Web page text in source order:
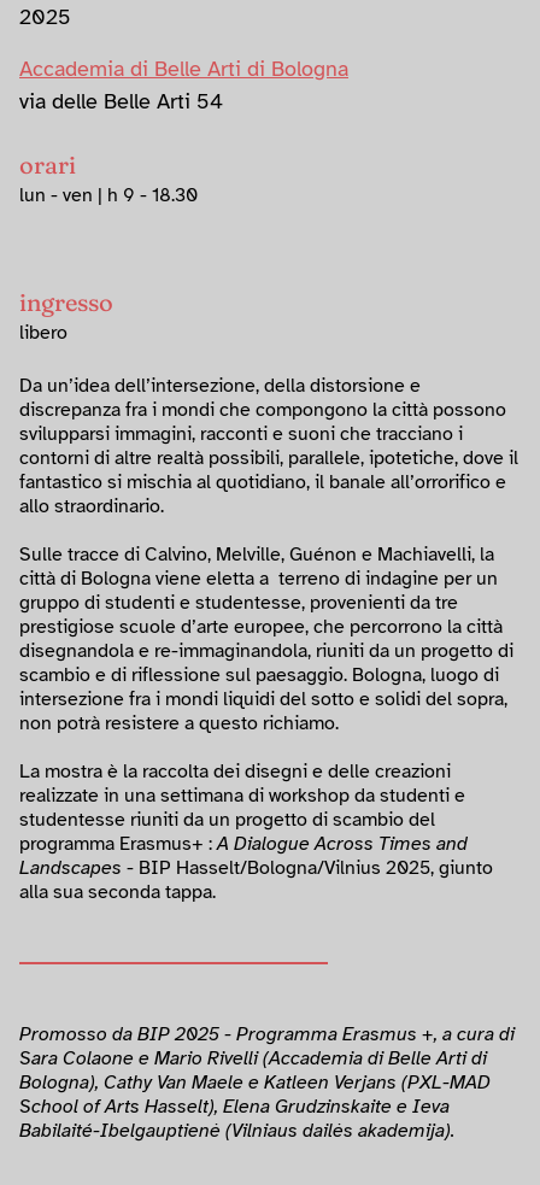
2025
Accademia di Belle Arti di Bologna
via delle Belle Arti 54
orari
lun - ven | h 9 - 18.30
ingresso
libero
Da un’idea dell’intersezione, della distorsione e
discrepanza fra i mondi che compongono la città possono
svilupparsi immagini, racconti e suoni che tracciano i
contorni di altre realtà possibili, parallele, ipotetiche, dove il
fantastico si mischia al quotidiano, il banale all’orrorifico e
allo straordinario.
Sulle tracce di Calvino, Melville, Guénon e Machiavelli, la
città di Bologna viene eletta a terreno di indagine per un
gruppo di studenti e studentesse, provenienti da tre
prestigiose scuole d’arte europee, che percorrono la città
disegnandola e re-immaginandola, riuniti da un progetto di
scambio e di riflessione sul paesaggio. Bologna, luogo di
intersezione fra i mondi liquidi del sotto e solidi del sopra,
non potrà resistere a questo richiamo.
La mostra è la raccolta dei disegni e delle creazioni
realizzate in una settimana di workshop da studenti e
studentesse riuniti da un progetto di scambio del
programma Erasmus+ :A Dialogue Across Times and
Landscapes - BIP Hasselt/Bologna/Vilnius 2025, giunto
alla sua seconda tappa.
Promosso da BIP 2025 - Programma Erasmus +, a cura di
Sara Colaone e Mario Rivelli (Accademia di Belle Arti di
Bologna), Cathy Van Maele e Katleen Verjans (PXL-MAD
School of Arts Hasselt), Elena Grudzinskaite e Ieva
Babilaité-Ibelgauptienė (Vilniaus dailės akademija).